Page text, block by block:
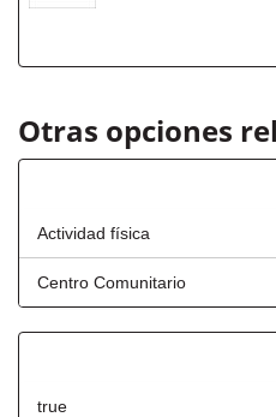
Otras opciones
Actividad física
Centro Comunitario
true